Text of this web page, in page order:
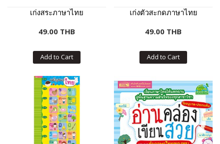
เก่งสระภาษาไทย
49.00 THB
Add to Cart
เก่งตัวสะกดภาษาไทย
49.00 THB
Add to Cart